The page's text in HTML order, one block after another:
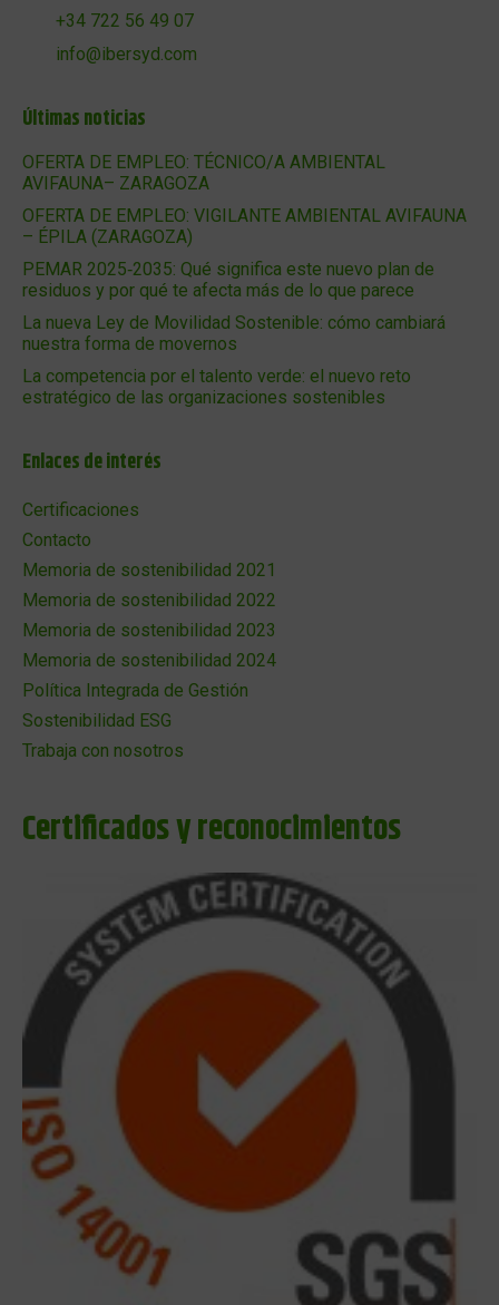
+34 722 56 49 07
info@ibersyd.com
Últimas noticias
OFERTA DE EMPLEO: TÉCNICO/A AMBIENTAL
AVIFAUNA– ZARAGOZA
OFERTA DE EMPLEO: VIGILANTE AMBIENTAL AVIFAUNA
– ÉPILA (ZARAGOZA)
PEMAR 2025‑2035: Qué significa este nuevo plan de
residuos y por qué te afecta más de lo que parece
La nueva Ley de Movilidad Sostenible: cómo cambiará
nuestra forma de movernos
La competencia por el talento verde: el nuevo reto
estratégico de las organizaciones sostenibles
Enlaces de interés
Certificaciones
Contacto
Memoria de sostenibilidad 2021
Memoria de sostenibilidad 2022
Memoria de sostenibilidad 2023
Memoria de sostenibilidad 2024
Política Integrada de Gestión
Sostenibilidad ESG
Trabaja con nosotros
Certificados y reconocimientos